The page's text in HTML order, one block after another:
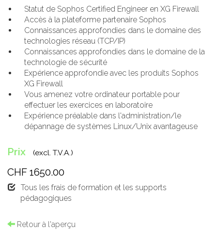
Statut de Sophos Certified Engineer en XG Firewall
Accès à la plateforme partenaire Sophos
Connaissances approfondies dans le domaine des
technologies réseau (TCP/IP)
Connaissances approfondies dans le domaine de la
technologie de sécurité
Expérience approfondie avec les produits Sophos
XG Firewall
Vous amenez votre ordinateur portable pour
effectuer les exercices en laboratoire
Expérience préalable dans l'administration/le
dépannage de systèmes Linux/Unix avantageuse
Prix (excl. T.V.A.)
CHF 1650.00
Tous les frais de formation et les supports
pédagogiques
Retour à l'aperçu